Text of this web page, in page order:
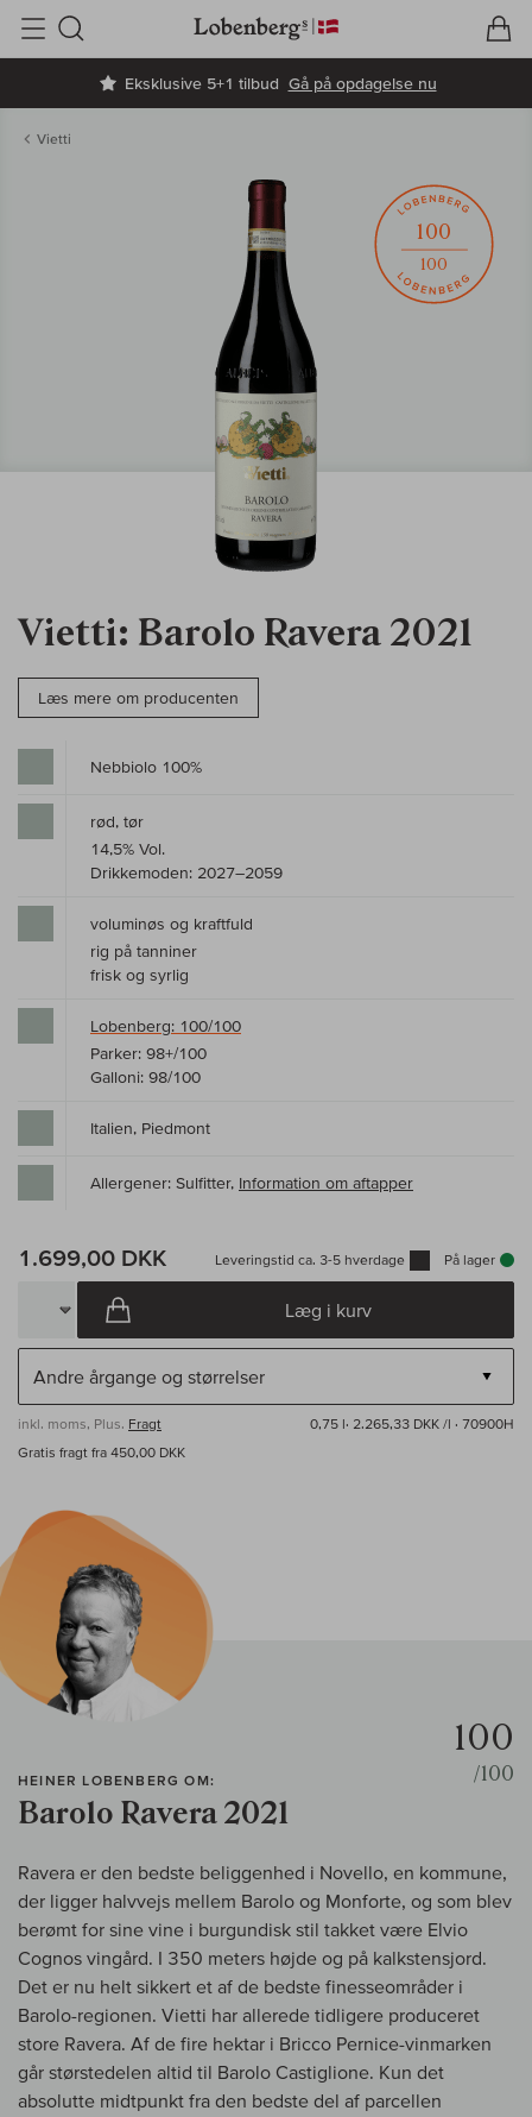
Eksklusive 5+1 tilbud Gå på opdagelse nu
Søg
Vietti
Vietti: Barolo Ravera 2021
Læs mere om producenten
100
100
Nebbiolo 100%
rød, tør
14,5% Vol.
Drikkemoden: 2027–2059
voluminøs og kraftfuld
rig på tanniner
frisk og syrlig
Lobenberg: 100/100
Parker: 98+/100
Galloni: 98/100
Italien, Piedmont
Allergener: Sulfitter, Information om aftapper
1.699,00 DKK Leveringstid ca. 3-5 hverdage På lager
Læg i kurv
inkl. moms, Plus. Fragt 0,75 l· 2.265,33 DKK /l · 70900H
Gratis fragt fra 450,00 DKK
HEINER LOBENBERG OM:
Barolo Ravera 2021
100
/100
Ravera er den bedste beliggenhed i Novello, en kommune,
der ligger halvvejs mellem Barolo og Monforte, og som blev
berømt for sine vine i burgundisk stil takket være Elvio
Cognos vingård. I 350 meters højde og på kalkstensjord.
Det er nu helt sikkert et af de bedste finesseområder i
Barolo-regionen. Vietti har allerede tidligere produceret
store Ravera. Af de fire hektar i Bricco Pernice-vinmarken
går størstedelen altid til Barolo Castiglione. Kun det
absolutte midtpunkt fra den bedste del af parcellen